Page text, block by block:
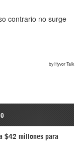
$42 millones para